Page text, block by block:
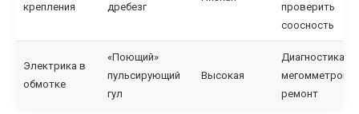
крепления дребезг
проверить
соосность
Электрика в
обмотке
«Поющий»
пульсирующий
гул
Высокая
Диагностика
мегомметром,
ремонт